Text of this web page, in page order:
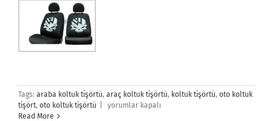
Tags: araba koltuk tişörtü, araç koltuk tişörtü, koltuk tişörtü, oto koltuk
tişört, oto koltuk tişörtü
Oto
yorumlar kapalı
Read More